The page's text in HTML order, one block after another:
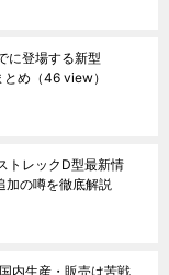
に登場する新型
とめ （46 view）
トレックD型最新情
加の噂を徹底解説
内生産・販売は苦戦